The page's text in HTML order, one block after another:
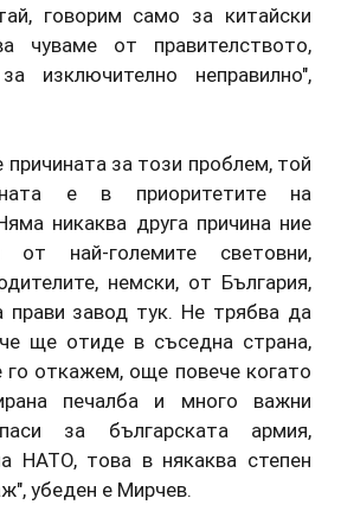
говорим само за китайски
чуваме от правителството,
изключително неправилно",
за този проблем, той
е в приоритетите на
никаква друга причина ние
най-големите световни,
немски, от България,
завод тук. Не трябва да
ще отиде в съседна страна,
го откажем, още повече когато
печалба и много важни
за българската армия,
НАТО, това в някаква степен
убеден е Мирчев.